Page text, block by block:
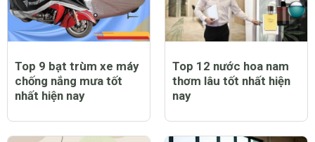
Top 9 bạt trùm xe máy
chống nắng mưa tốt
nhất hiện nay
Top 12 nước hoa nam
thơm lâu tốt nhất hiện
nay